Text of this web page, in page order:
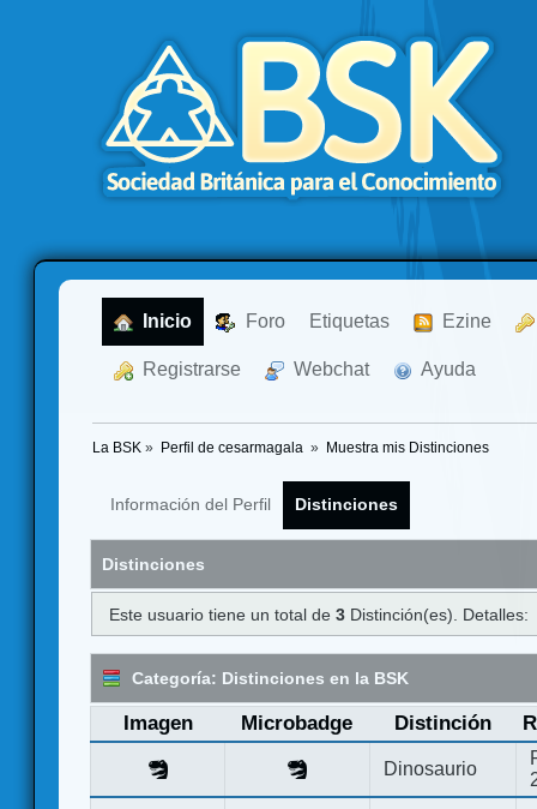
Inicio Foro Etiquetas Ezine
Registrarse Webchat Ayuda
La BSK » Perfil de cesarmagala » Muestra mis Distinciones
Información del Perfil Distinciones
Distinciones
Este usuario tiene un total de3 Distinción(es). Detalles:
Categoría: Distinciones en la BSK
Imagen Microbadge Distinción
Dinosaurio